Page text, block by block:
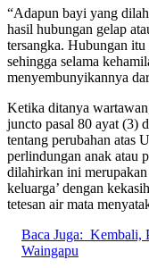
“Adapun bayi yang
hasil hubungan gelap
tersangka. Hubungan
sehingga selama
menyembunyikannya
Ketika ditanya
juncto pasal 80 ayat (3)
tentang perubahan atas
perlindungan anak atau
dilahirkan ini merupakan
keluarga’ dengan
tetesan air mata
Baca Juga: Kembali,
Waingapu